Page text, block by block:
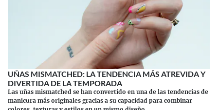
UÑAS MISMATCHED: LA TENDENCIA MÁS ATREVIDA Y
DIVERTIDA DE LA TEMPORADA
Las uñas mismatched se han convertido en una de las tendencias de
manicura más originales gracias a su capacidad para combinar